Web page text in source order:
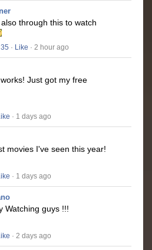
through this to watch
35 · Like · 2 hour ago
Just got my free
· 1 days ago
movies I've seen this year!
· 1 days ago
Watching guys !!!
· 2 days ago